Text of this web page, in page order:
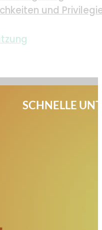
und
SCHNELLE